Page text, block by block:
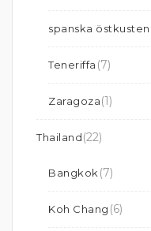
spanska östkusten
Teneriffa (7)
Zaragoza(1)
Thailand(22)
Bangkok (7)
Koh Chang (6)